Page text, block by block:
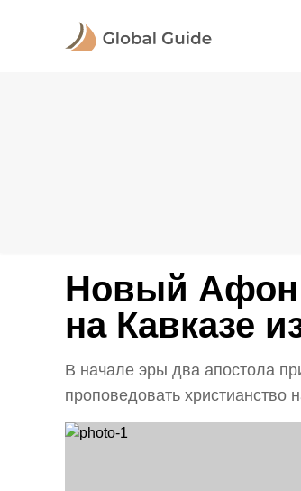
Новый Афон:
на Кавказе
В начале эры два апостола
проповедовать христианство